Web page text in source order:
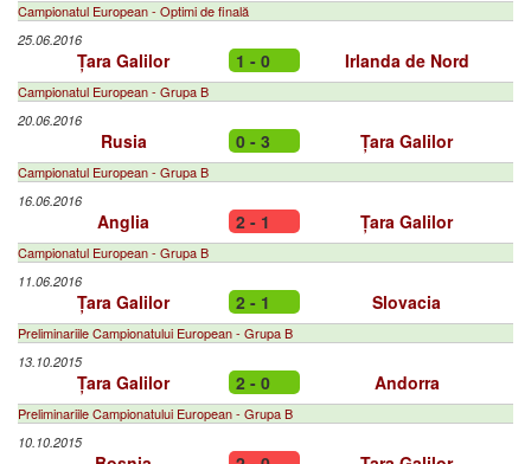
Campionatul European - Optimi de finală
25.06.2016
Țara Galilor 1 - 0 Irlanda de Nord
Campionatul European - Grupa B
20.06.2016
Rusia 0 - 3 Țara Galilor
Campionatul European - Grupa B
16.06.2016
Anglia 2 - 1 Țara Galilor
Campionatul European - Grupa B
11.06.2016
Țara Galilor 2 - 1 Slovacia
Preliminariile Campionatului European - Grupa B
13.10.2015
Țara Galilor 2 - 0 Andorra
Preliminariile Campionatului European - Grupa B
10.10.2015